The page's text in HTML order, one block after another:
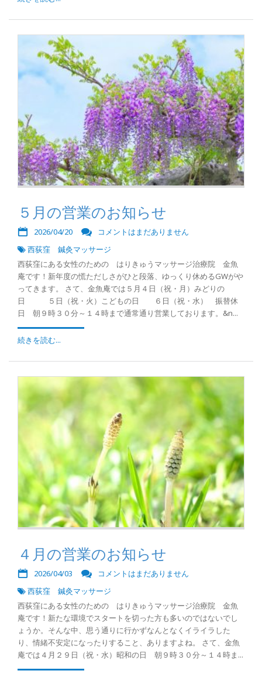
５月の営業のお知らせ
2026/04/20
コメントはまだありません
西荻窪 鍼灸マッサージ
西荻窪にある女性のための はりきゅうマッサージ治療院 金魚
庵です！新年度の慌ただしさがひと段落、ゆっくり休めるGWがや
ってきます。 さて、金魚庵では５月４日（祝・月）みどりの
日 ５日（祝・火）こどもの日 ６日（祝・水） 振替休
日 朝９時３０分～１４時まで通常通り営業しております。&n...
続きを読む...
４月の営業のお知らせ
2026/04/03
コメントはまだありません
西荻窪 鍼灸マッサージ
西荻窪にある女性のための はりきゅうマッサージ治療院 金魚
庵です！新たな環境でスタートを切った方も多いのではないでし
ょうか。そんな中、思う通りに行かずなんとなくイライラした
り、情緒不安定になったりすること、ありますよね。 さて、金魚
庵では４月２９日（祝・水）昭和の日 朝９時３０分～１４時ま...